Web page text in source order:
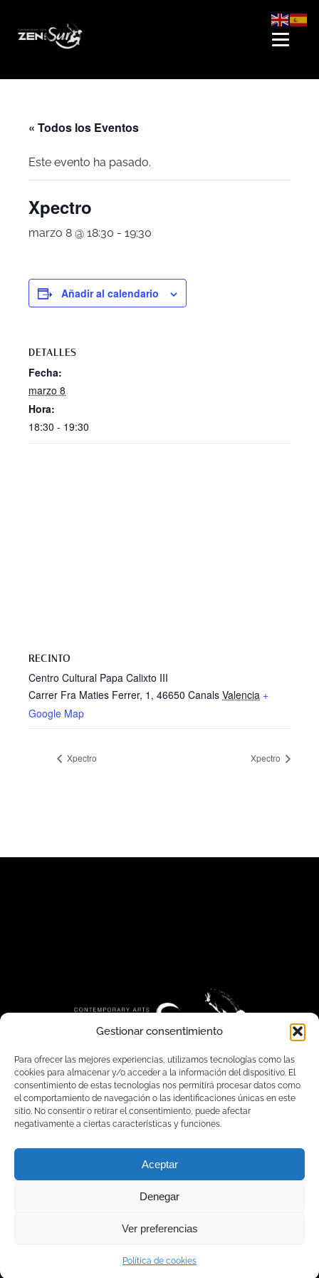
Gestionar consentimiento
Para ofrecer las mejores experiencias, utilizamos tecnologías como las
cookies para almacenar y/o acceder a la información del dispositivo. El
consentimiento de estas tecnologías nos permitirá procesar datos como
el comportamiento de navegación o las identificaciones únicas en este
sitio. No consentir o retirar el consentimiento, puede afectar
negativamente a ciertas características y funciones.
Aceptar
Denegar
Ver preferencias
Política de cookies
« Todos los Eventos
Este evento ha pasado.
Xpectro
marzo 8 @ 18:30 - 19:30
Añadir al calendario
DETALLES
Fecha:
marzo 8
Hora:
18:30 - 19:30
RECINTO
Centro Cultural Papa Calixto III
Carrer Fra Maties Ferrer, 1, 46650 Canals Valencia +
Google Map
Xpectro Xpectro
LA COMPAÑÍA
GALERÍA
YOUTUBE
INSTAGRAM
Diseño Web Kapas.es